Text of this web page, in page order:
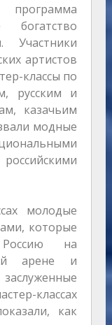
Участники
артистов
классы по
русским и
казачьим
модные
молодые
которые
на
арене и
классах
как